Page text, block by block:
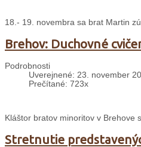
18.- 19. novembra sa brat Martin
Brehov: Duchovné
Podrobnosti
Uverejnené: 23. november
Prečítané: 723x
Kláštor bratov minoritov v Brehove
Stretnutie